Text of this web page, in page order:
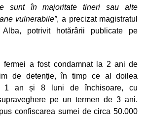
sunt în majoritate tineri sau alte
vulnerabile”, a precizat magistratul
potrivit hotărârii publicate pe
fermei a fost condamnat la 2 ani de
de detenție, în timp ce al doilea
1 an și 8 luni de închisoare, cu
pe un termen de 3 ani.
confiscarea sumei de circa 50.000